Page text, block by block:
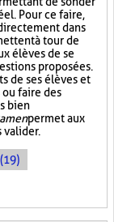
Pour ce faire,
dans
à tour de
élèves de se
proposées.
de ses élèves et
ou faire des
bien
permet aux
valider.